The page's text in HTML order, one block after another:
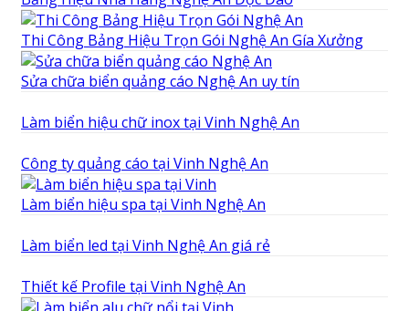
Thi Công Bảng Hiệu Trọn Gói Nghệ An Gía Xưởng
Sửa chữa biển quảng cáo Nghệ An uy tín
Làm biển hiệu chữ inox tại Vinh Nghệ An
Công ty quảng cáo tại Vinh Nghệ An
Làm biển hiệu spa tại Vinh Nghệ An
Làm biển led tại Vinh Nghệ An giá rẻ
Thiết kế Profile tại Vinh Nghệ An